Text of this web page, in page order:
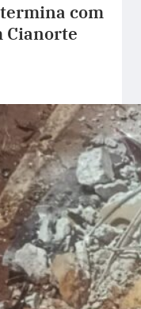
com
Cianorte